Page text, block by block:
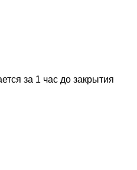
за 1 час до закрытия